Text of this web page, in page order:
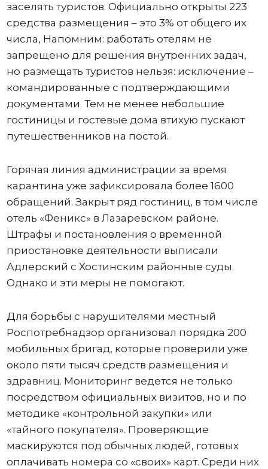
заселять туристов. Официально открыты 223
средства размещения – это 3% от общего их
числа, Напомним: работать отелям не
запрещено для решения внутренних задач,
но размещать туристов нельзя: исключение –
командированные с подтверждающими
документами. Тем не менее небольшие
гостиницы и гостевые дома втихую пускают
путешественников на постой.
Горячая линия администрации за время
карантина уже зафиксировала более 1600
обращений. Закрыт ряд гостиниц, в том числе
отель «Феникс» в Лазаревском районе.
Штрафы и постановления о временной
приостановке деятельности выписали
Адлерский с Хостинским районные суды.
Однако и эти меры не помогают.
Для борьбы с нарушителями местный
Роспотребнадзор организовал порядка 200
мобильных бригад, которые проверили уже
около пяти тысяч средств размещения и
здравниц. Мониторинг ведется не только
посредством официальных визитов, но и по
методике «контрольной закупки» или
«тайного покупателя». Проверяющие
маскируются под обычных людей, готовых
оплачивать номера со «своих» карт. Среди них